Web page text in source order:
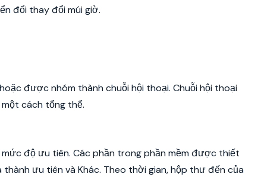
đổi thay đổi múi giờ.
được nhóm thành chuỗi hội thoại. Chuỗi hội thoại
cách tổng thể.
độ ưu tiên. Các phần trong phần mềm được thiết
ưu tiên và Khác. Theo thời gian, hộp thư đến của